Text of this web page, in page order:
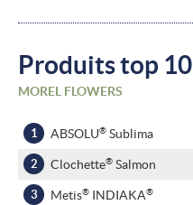
Produits top 10
MOREL FLOWERS
ABSOLU® Sublima
Clochette® Salmon
Metis® INDIAKA®